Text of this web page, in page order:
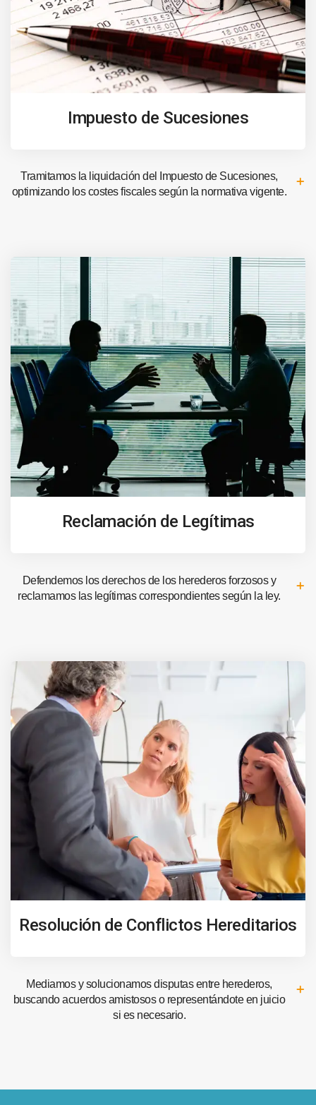
Impuesto de Sucesiones
Tramitamos la liquidación del Impuesto de Sucesiones,
optimizando los costes fiscales según la normativa vigente.
Reclamación de Legítimas
Defendemos los derechos de los herederos forzosos y
reclamamos las legítimas correspondientes según la ley.
Resolución de Conflictos Hereditarios
Mediamos y solucionamos disputas entre herederos,
buscando acuerdos amistosos o representándote en juicio
si es necesario.